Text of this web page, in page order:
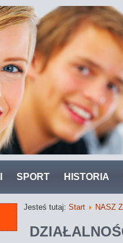
SPORT HISTORIA
Jesteś tutaj: Start NASZ